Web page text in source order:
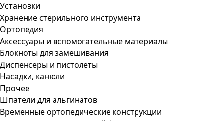
Установки
Хранение стерильного инструмента
Ортопедия
Аксессуары и вспомогательные материалы
Блокноты для замешивания
Диспенсеры и пистолеты
Насадки, канюли
Прочее
Шпатели для альгинатов
Временные ортопедические конструкции